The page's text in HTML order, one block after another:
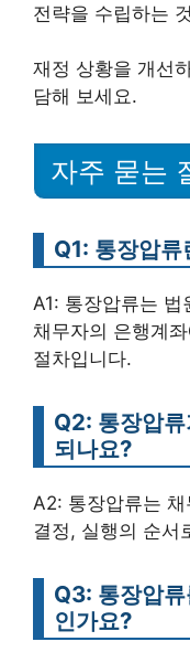
전략을 수립하는
재정 상황을 개선
담해 보세요.
자주 묻는
Q1: 통장압
A1: 통장압류는
채무자의 은행계
절차입니다.
Q2: 통장압
되나요?
A2: 통장압류는
결정, 실행의 순서
Q3: 통장압
인가요?